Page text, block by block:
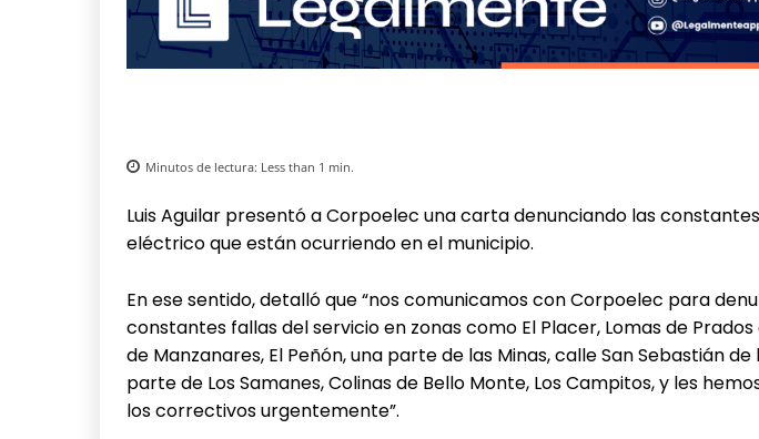
Minutos de lectura: Less than 1 min.
Luis Aguilar presentó a Corpoelec una carta denunciando las
eléctrico que están ocurriendo en el municipio.
En ese sentido, detalló que “nos comunicamos con Corpoelec para
constantes fallas del servicio en zonas como El Placer, Lomas de
de Manzanares, El Peñón, una parte de las Minas, calle San Sebastián de
parte de Los Samanes, Colinas de Bello Monte, Los Campitos, y les
los correctivos urgentemente”.